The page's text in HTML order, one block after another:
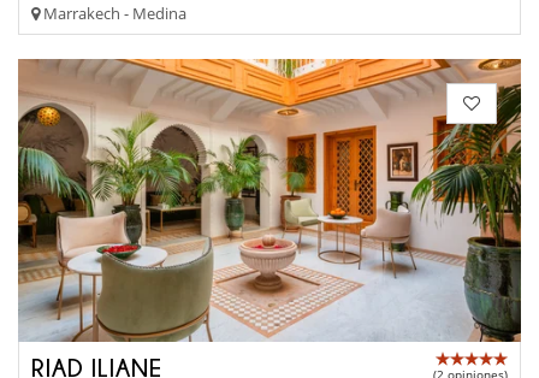
Marrakech - Medina
RIAD ILIANE